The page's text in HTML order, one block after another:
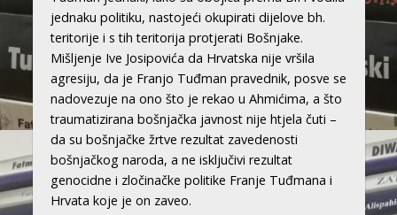
jednaku politiku, nastojeći okupirati dijelove bh.
teritorije i s tih teritorija protjerati Bošnjake.
Mišljenje Ive Josipovića da Hrvatska nije vršila
agresiju, da je Franjo Tuđman pravednik, posve se
nadovezuje na ono što je rekao u Ahmićima, a što
traumatizirana bošnjačka javnost nije htjela čuti –
da su bošnjačke žrtve rezultat zavedenosti
bošnjačkog naroda, a ne isključivi rezultat
genocidne i zločinačke politike Franje Tuđmana i
Hrvata koje je on zaveo.